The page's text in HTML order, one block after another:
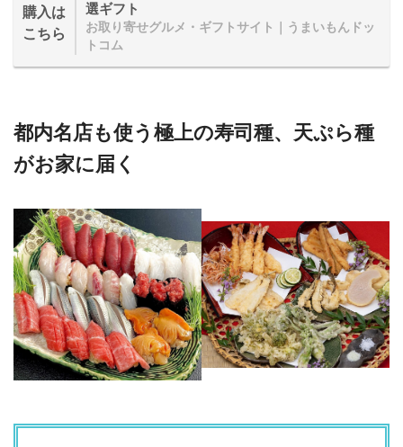
購入は
こちら
選ギフト
お取り寄せグルメ・ギフトサイト｜うまいもんドッ
トコム
都内名店も使う極上の寿司種、天ぷら種
がお家に届く